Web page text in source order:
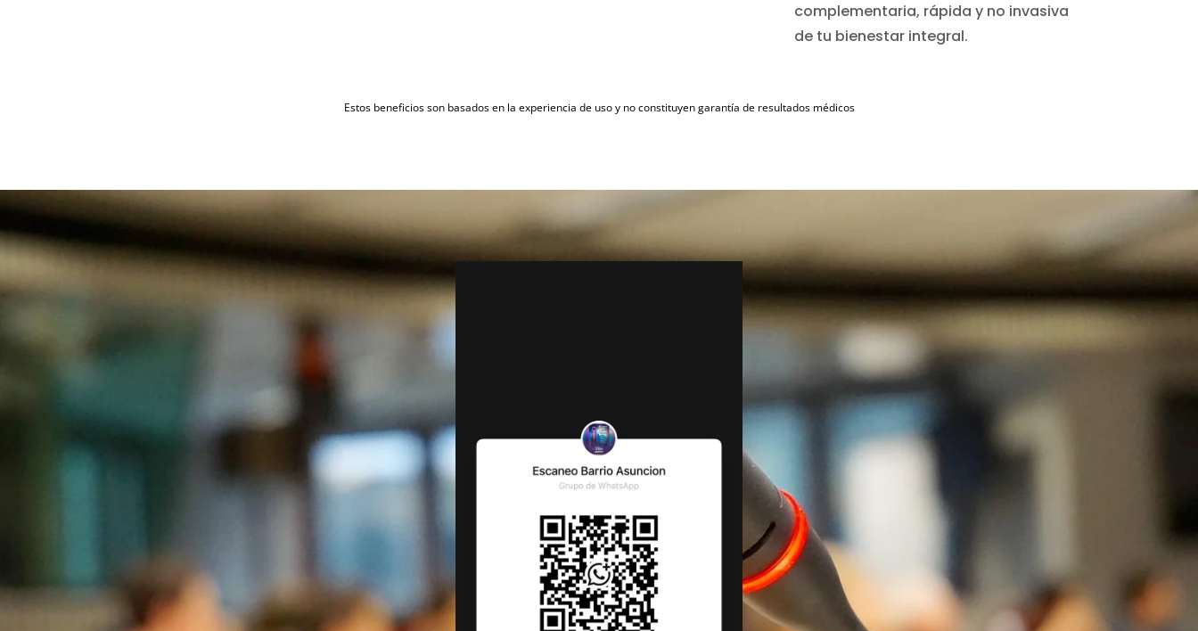
complementaria, rápida y no invasiva
de tu bienestar integral.
Estos beneficios son basados en la experiencia de uso y no constituyen garantía de resultados médicos